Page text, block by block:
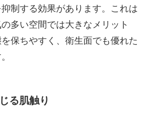
制する効果があります。これは
多い空間では大きなメリット
保ちやすく、衛生面でも優れた
る肌触り